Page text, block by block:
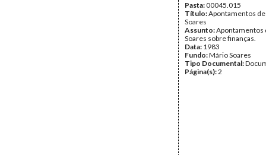
Pasta:00045.015
Título:Apontamentos
Soares
Assunto:Apontamentos
Soares sobre finanças.
Data: 1983
Fundo:Mário Soares
Tipo Documental:
Página(s):2